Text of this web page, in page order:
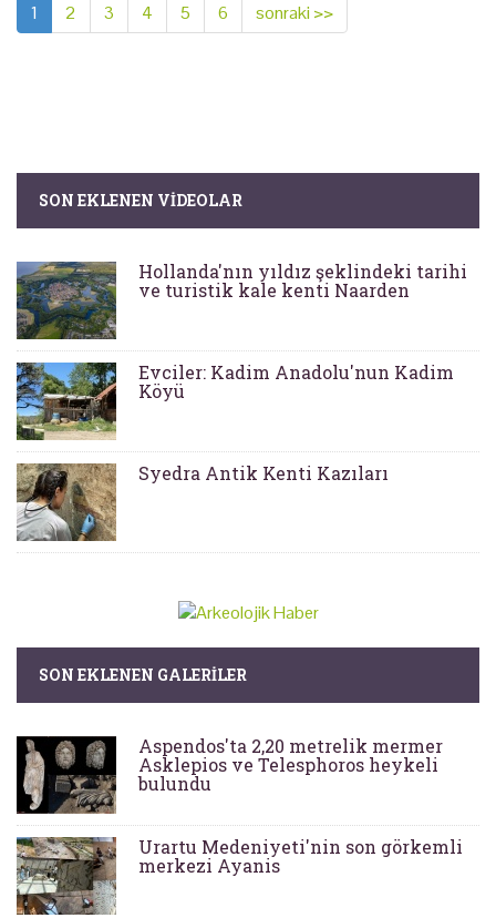
1 2 3 4 5 6 sonraki >>
SON EKLENEN VIDEOLAR
Hollanda'nın yıldız şeklindeki tarihi
ve turistik kale kenti Naarden
Evciler: Kadim Anadolu'nun Kadim
Köyü
Syedra Antik Kenti Kazıları
SON EKLENEN GALERILER
Aspendos'ta 2,20 metrelik mermer
Asklepios ve Telesphoros heykeli
bulundu
Urartu Medeniyeti'nin son görkemli
merkezi Ayanis